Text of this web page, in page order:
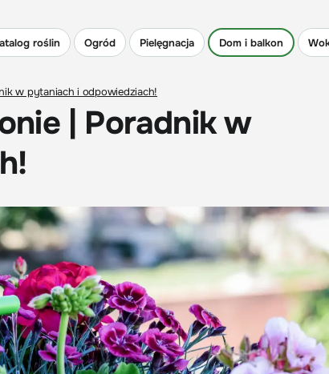
roślin Ogród Pielęgnacja Dom i balkon
w pytaniach i odpowiedziach!
| Poradnik w